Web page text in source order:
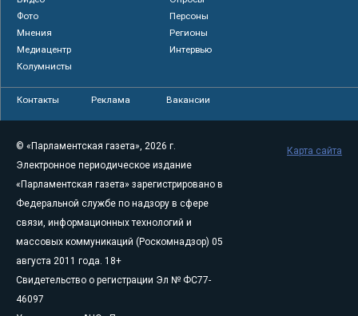
Фото
Персоны
Мнения
Регионы
Медиацентр
Интервью
Колумнисты
Контакты Реклама Вакансии
© «Парламентская газета», 2026 г.
Электронное периодическое издание
«Парламентская газета» зарегистрировано в
Федеральной службе по надзору в сфере
связи, информационных технологий и
массовых коммуникаций (Роскомнадзор) 05
августа 2011 года. 18+
Свидетельство о регистрации Эл № ФС77-
46097
Карта сайта